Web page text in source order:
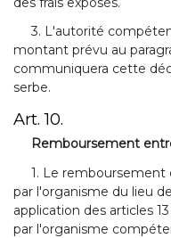
3. L'autorité
montant prévu au
communiquera cette
serbe.
Art. 10.
Remboursement
1. Le remboursement
par l'organisme du lieu
application des articles
par l'organisme